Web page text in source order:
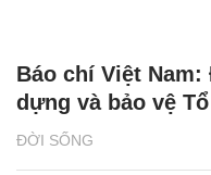
ĐỜI SỐNG
Báo chí Việt
dựng và bảo vệ